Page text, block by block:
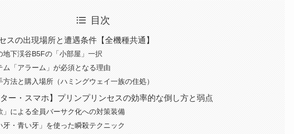
目次
スの出現場所と遭遇条件【全機種共通】
地下渓谷B5Fの「小部屋」一択
ム「アラーム」が必須となる理由
方法と購入場所（ハミングウェイ一族の住処）
ター・スマホ】プリンプリンセスの効率的な倒し方と弱点
」による全員バーサク化への対策装備
牙・青い牙」を使った瞬殺テクニック